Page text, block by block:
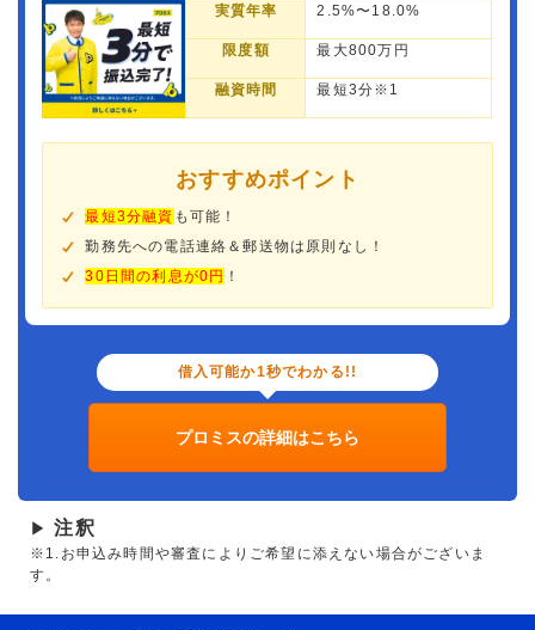
実質年率 2.5%〜18.0%
限度額 最大800万円
融資時間 最短3分※1
おすすめポイント
最短3分融資 も可能！
勤務先への電話連絡＆郵送物は原則なし！
30日間の利息が0円 ！
借入可能か1秒でわかる!!
プロミスの詳細はこちら
▶ 注釈
※1.お申込み時間や審査によりご希望に添えない場合がございま
す。